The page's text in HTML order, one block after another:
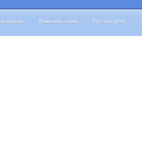
версию Изменить стиль Русский (RU)